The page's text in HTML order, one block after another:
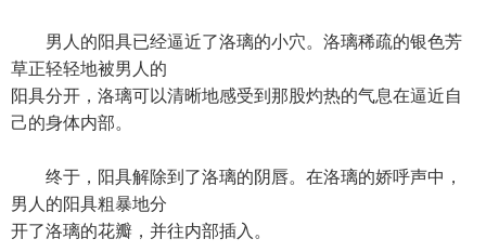
男人的阳具已经逼近了洛璃的小穴。洛璃稀疏的银色芳
草正轻轻地被男人的
阳具分开，洛璃可以清晰地感受到那股灼热的气息在逼近自
己的身体内部。
终于，阳具解除到了洛璃的阴唇。在洛璃的娇呼声中，
男人的阳具粗暴地分
开了洛璃的花瓣，并往内部插入。